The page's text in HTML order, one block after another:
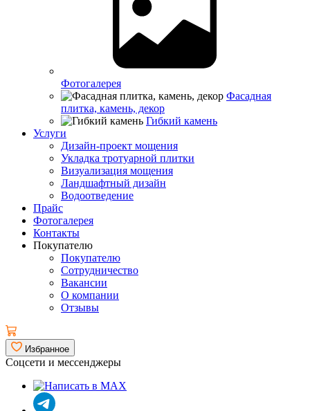
Фотогалерея
Фасадная
плитка, камень, декор
Гибкий камень
Услуги
Дизайн-проект мощения
Укладка тротуарной плитки
Визуализация мощения
Ландшафтный дизайн
Водоотведение
Прайс
Фотогалерея
Контакты
Покупателю
Покупателю
Сотрудничество
Вакансии
О компании
Отзывы
Избранное
Соцсети и мессенджеры